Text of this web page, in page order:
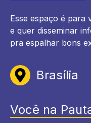
Esse espaço é para
e quer disseminar
pra espalhar bons
Brasília
Você na